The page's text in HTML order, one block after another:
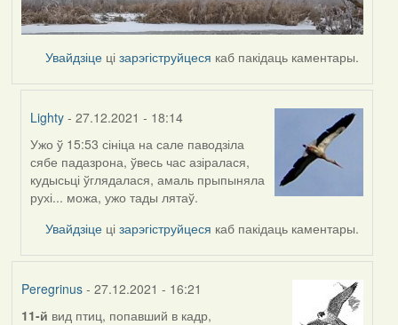
Увайдзіце цізарэгіструйцеся каб пакідаць каментары.
Lighty - 27.12.2021 - 18:14
In
reply
to
by
Peregrinus
Ужо ў 15:53 сініца на сале паводзіла
сябе падазрона, ўвесь час азіралася,
кудысьці ўглядалася, амаль прыпыняла
рухі... можа, ужо тады лятаў.
Увайдзіце цізарэгіструйцеся каб пакідаць каментары.
Peregrinus- 27.12.2021 - 16:21
11-й вид птиц, попавший в кадр,